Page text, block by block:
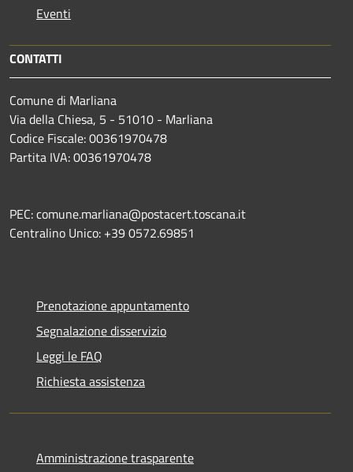
Eventi
CONTATTI
Comune di Marliana
Via della Chiesa, 5 - 51010 - Marliana
Codice Fiscale: 00361970478
Partita IVA: 00361970478
PEC: comune.marliana@postacert.toscana.it
Centralino Unico: +39 0572.69851
Prenotazione appuntamento
Segnalazione disservizio
Leggi le FAQ
Richiesta assistenza
Amministrazione trasparente